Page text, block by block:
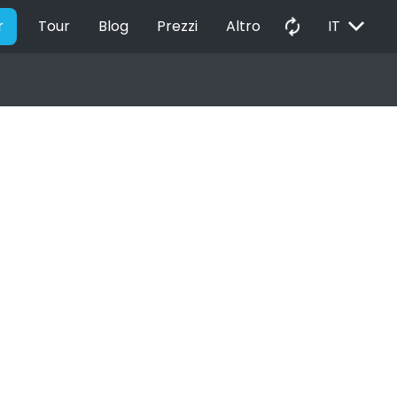
Tour Blog Prezzi Altro autorenew IT EXPAND_MORE